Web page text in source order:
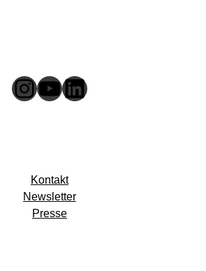
Instagram
YouTube
LinkedIn
Kontakt
Newsletter
Presse